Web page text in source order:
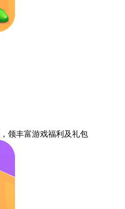
，领丰富游戏福利 及礼包